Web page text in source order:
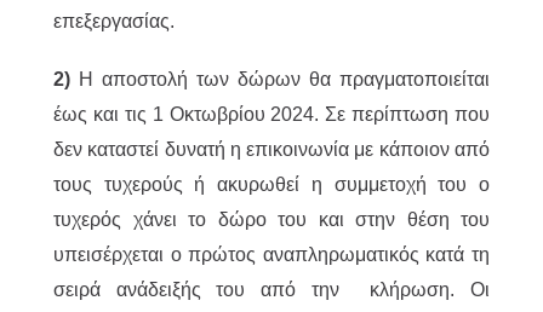
επεξεργασίας.
2) H αποστολή των δώρων θα πραγματοποιείται
έως και τις 1 Οκτωβρίου 2024. Σε περίπτωση που
δεν καταστεί δυνατή η επικοινωνία με κάποιον από
τους τυχερούς ή ακυρωθεί η συμμετοχή του ο
τυχερός χάνει το δώρο του και στην θέση του
υπεισέρχεται ο πρώτος αναπληρωματικός κατά τη
σειρά ανάδειξής του από την κλήρωση. Οι